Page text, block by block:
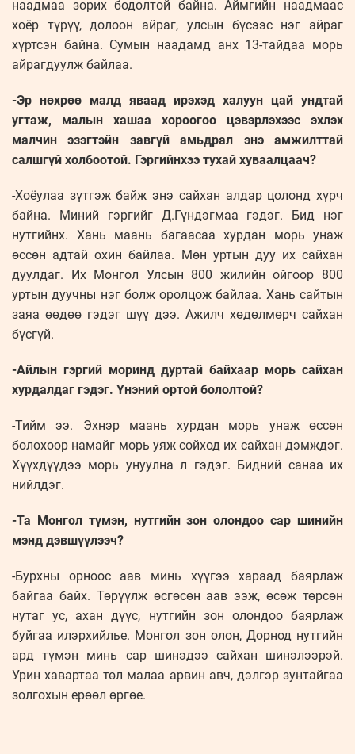
наадмаа зорих бодолтой байна. Аймгийн наадмаас
хоёр түрүү, долоон айраг, улсын бүсээс нэг айраг
хүртсэн байна. Сумын наадамд анх 13-тайдаа морь
айрагдуулж байлаа.
-Эр нөхрөө малд яваад ирэхэд халуун цай ундтай
угтаж, малын хашаа хороогоо цэвэрлэхээс эхлэх
малчин эзэгтэйн завгүй амьдрал энэ амжилттай
салшгүй холбоотой. Гэргийнхээ тухай хуваалцаач?
-Хоёулаа зүтгэж байж энэ сайхан алдар цолонд хүрч
байна. Миний гэргийг Д.Гүндэгмаа гэдэг. Бид нэг
нутгийнх. Хань маань багаасаа хурдан морь унаж
өссөн адтай охин байлаа. Мөн уртын дуу их сайхан
дуулдаг. Их Монгол Улсын 800 жилийн ойгоор 800
уртын дуучны нэг болж оролцож байлаа. Хань сайтын
заяа өөдөө гэдэг шүү дээ. Ажилч хөдөлмөрч сайхан
бүсгүй.
-Айлын гэргий моринд дуртай байхаар морь сайхан
хурдалдаг гэдэг. Үнэний ортой бололтой?
-Тийм ээ. Эхнэр маань хурдан морь унаж өссөн
болохоор намайг морь уяж сойход их сайхан дэмждэг.
Хүүхдүүдээ морь унуулна л гэдэг. Бидний санаа их
нийлдэг.
-Та Монгол түмэн, нутгийн зон олондоо сар шинийн
мэнд дэвшүүлээч?
-Бурхны орноос аав минь хүүгээ хараад баярлаж
байгаа байх. Төрүүлж өсгөсөн аав ээж, өсөж төрсөн
нутаг ус, ахан дүүс, нутгийн зон олондоо баярлаж
буйгаа илэрхийлье. Монгол зон олон, Дорнод нутгийн
ард түмэн минь сар шинэдээ сайхан шинэлээрэй.
Урин хавартаа төл малаа арвин авч, дэлгэр зунтайгаа
золгохын ерөөл өргөе.